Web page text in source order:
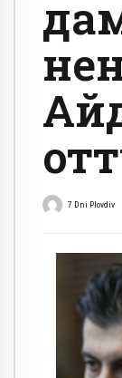
7 Dni Plovdiv